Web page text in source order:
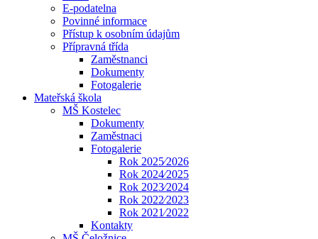
E-podatelna
Povinné informace
Přístup k osobním údajům
Přípravná třída
Zaměstnanci
Dokumenty
Fotogalerie
Mateřská škola
MŠ Kostelec
Dokumenty
Zaměstnaci
Fotogalerie
Rok 2025⁄2026
Rok 2024⁄2025
Rok 2023⁄2024
Rok 2022⁄2023
Rok 2021⁄2022
Kontakty